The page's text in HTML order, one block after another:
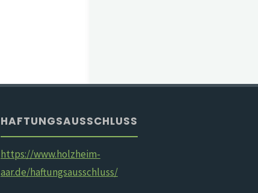
HAFTUNGSAUSSCHLUSS
https://www.holzheim-
aar.de/haftungsausschluss/